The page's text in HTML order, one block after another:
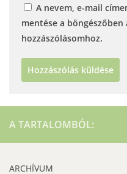
A nevem, e-mail
mentése a böngészőben
hozzászólásomhoz.
A TARTALOMBÓL:
ARCHÍVUM